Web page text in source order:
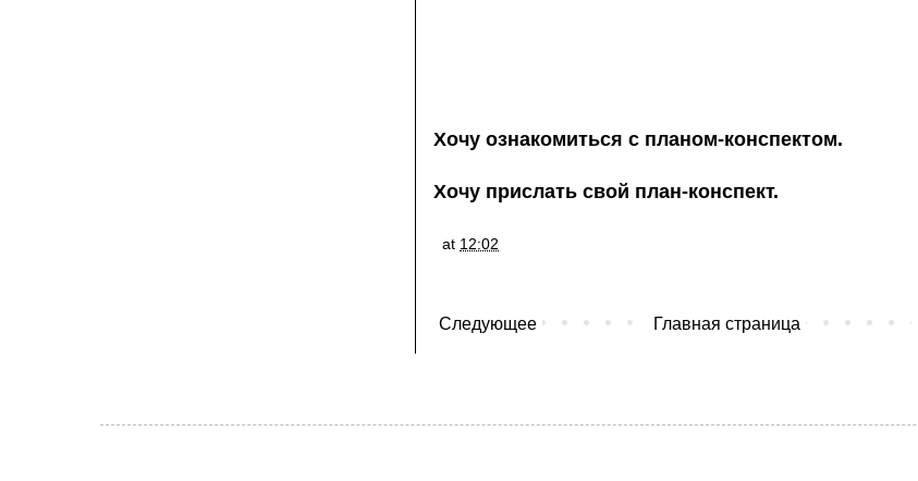
Хочу ознакомиться с планом-конспектом.
Хочу прислать свой план-конспект.
at 12:02
Следующее Главная страница